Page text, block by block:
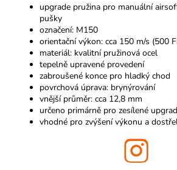
upgrade pružina pro manuální
pušky
označení: M150
orientační výkon: cca 150 m/s (500
materiál: kvalitní pružinová ocel
tepelně upravené provedení
zabroušené konce pro hladký chod
povrchová úprava: brynýrování
vnější průměr: cca 12,8 mm
určeno primárně pro zesílené
vhodné pro zvýšení výkonu a